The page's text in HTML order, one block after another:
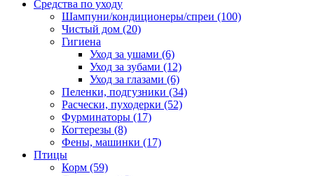
Средства по уходу
Шампуни/кондиционеры/спреи (100)
Чистый дом (20)
Гигиена
Уход за ушами (6)
Уход за зубами (12)
Уход за глазами (6)
Пеленки, подгузники (34)
Расчески, пуходерки (52)
Фурминаторы (17)
Когтерезы (8)
Фены, машинки (17)
Птицы
Корм (59)